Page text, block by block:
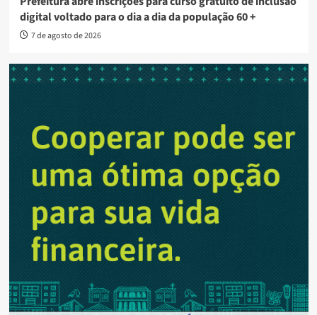
digital voltado para o dia a dia da população 60 +
7 de agosto de 2026